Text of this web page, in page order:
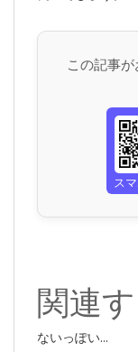
この記事
ス
関連
ないっぽい...